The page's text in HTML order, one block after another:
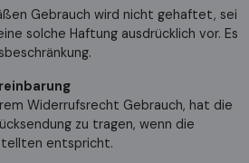
Gebrauch wird nicht gehaftet, sei
solche Haftung ausdrücklich vor. Es
Widerrufsrecht Gebrauch, hat die
zu tragen, wenn die
entspricht.